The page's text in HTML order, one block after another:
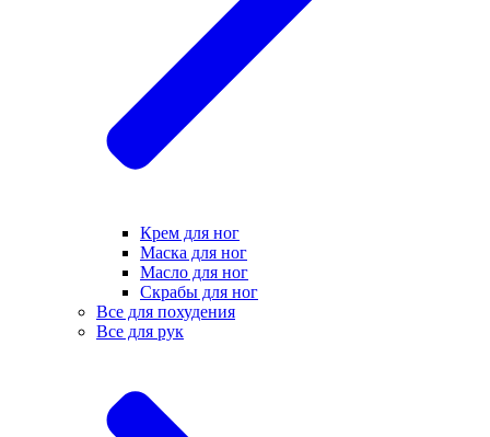
Крем для ног
Маска для ног
Масло для ног
Скрабы для ног
Все для похудения
Все для рук